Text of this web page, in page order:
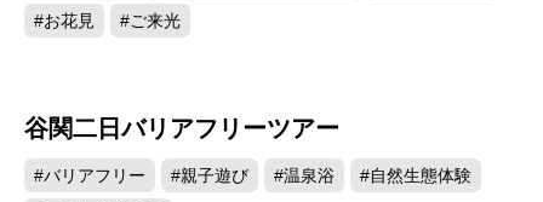
#お花見 #ご来光
谷関二日バリアフリーツアー
#バリアフリー #親子遊び #温泉浴 #自然生態体験